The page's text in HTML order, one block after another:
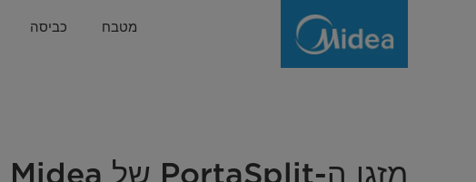
PortaSplit
מטבח כביסה